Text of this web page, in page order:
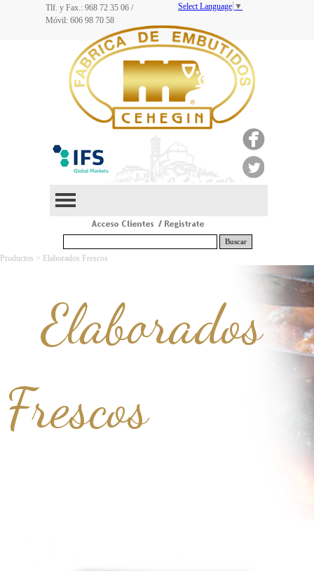
Buscar
Select Language ▼
Tlf. y Fax.: 968 72 35 06 /
Móvil: 606 98 70 58
Productos > Elaborados Frescos
Elaborados
Frescos